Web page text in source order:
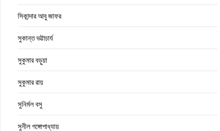
সিকান্দার আবু জাফর
সুকান্ত ভট্টাচার্য
সুকুমার বড়ুয়া
সুকুমার রায়
সুনির্মল বসু
সুনীল গঙ্গোপাধ্যায়